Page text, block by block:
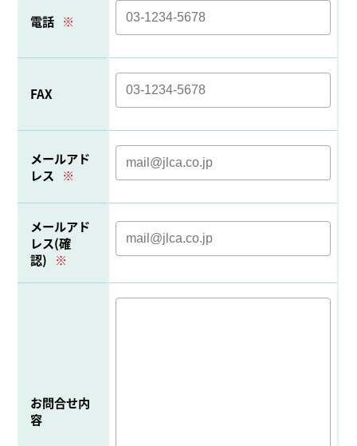
電話 ※
FAX
メールアド
レス ※
メールアド
レス(確
認) ※
お問合せ内
容